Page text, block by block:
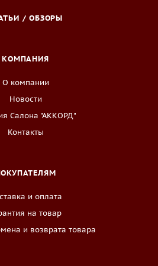
/ ОБЗОРЫ
КОМПАНИЯ
О компании
Новости
Салона "АККОРД"
Контакты
и оплата
на товар
и возврата товара